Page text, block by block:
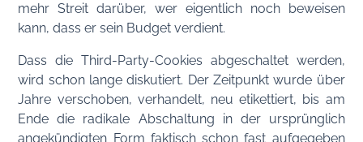
mehr Streit darüber, wer eigentlich noch beweisen
kann, dass er sein Budget verdient.
Dass die Third-Party-Cookies abgeschaltet werden,
wird schon lange diskutiert. Der Zeitpunkt wurde über
Jahre verschoben, verhandelt, neu etikettiert, bis am
Ende die radikale Abschaltung in der ursprünglich
angekündigten Form faktisch schon fast aufgegeben